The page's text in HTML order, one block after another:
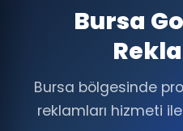
Bursa
Bursa bölgesinde
reklamları hizmeti